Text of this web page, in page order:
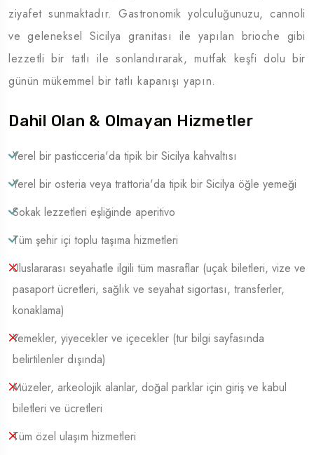
ziyafet sunmaktadır. Gastronomik yolculuğunuzu, cannoli
ve geleneksel Sicilya granitası ile yapılan brioche gibi
lezzetli bir tatlı ile sonlandırarak, mutfak keşfi dolu bir
günün mükemmel bir tatlı kapanışı yapın.
Dahil Olan & Olmayan Hizmetler
Yerel bir pasticceria'da tipik bir Sicilya kahvaltısı
Yerel bir osteria veya trattoria'da tipik bir Sicilya öğle yemeği
Sokak lezzetleri eşliğinde aperitivo
Tüm şehir içi toplu taşıma hizmetleri
Uluslararası seyahatle ilgili tüm masraflar (uçak biletleri, vize ve
pasaport ücretleri, sağlık ve seyahat sigortası, transferler,
konaklama)
Yemekler, yiyecekler ve içecekler (tur bilgi sayfasında
belirtilenler dışında)
Müzeler, arkeolojik alanlar, doğal parklar için giriş ve kabul
biletleri ve ücretleri
Tüm özel ulaşım hizmetleri